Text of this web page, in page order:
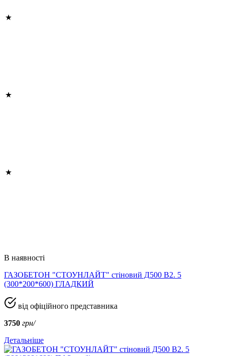
В наявності
ГАЗОБЕТОН "СТОУНЛАЙТ" стіновий Д500 В2. 5
(300*200*600) ГЛАДКИЙ
від офіційного представника
3750 грн/
Детальніше